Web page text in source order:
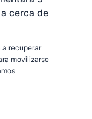
cerca de
a recuperar
movilizarse